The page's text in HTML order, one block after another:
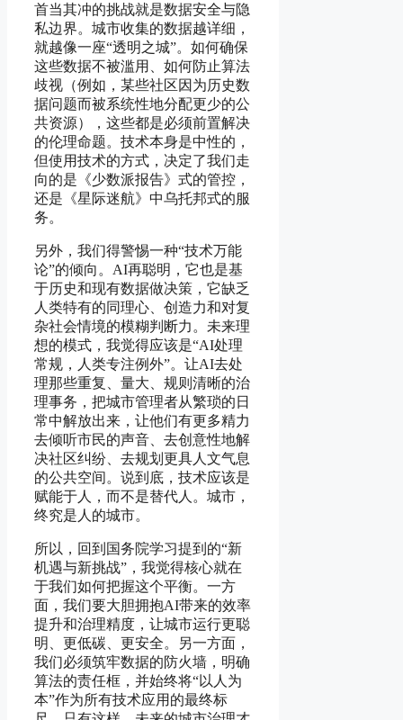
首当其冲的挑战就是数据安全与隐
私边界。城市收集的数据越详细，
就越像一座“透明之城”。如何确保
这些数据不被滥用、如何防止算法
歧视（例如，某些社区因为历史数
据问题而被系统性地分配更少的公
共资源），这些都是必须前置解决
的伦理命题。技术本身是中性的，
但使用技术的方式，决定了我们走
向的是《少数派报告》式的管控，
还是《星际迷航》中乌托邦式的服
务。
另外，我们得警惕一种“技术万能
论”的倾向。AI再聪明，它也是基
于历史和现有数据做决策，它缺乏
人类特有的同理心、创造力和对复
杂社会情境的模糊判断力。未来理
想的模式，我觉得应该是“AI处理
常规，人类专注例外”。让AI去处
理那些重复、量大、规则清晰的治
理事务，把城市管理者从繁琐的日
常中解放出来，让他们有更多精力
去倾听市民的声音、去创意性地解
决社区纠纷、去规划更具人文气息
的公共空间。说到底，技术应该是
赋能于人，而不是替代人。城市，
终究是人的城市。
所以，回到国务院学习提到的“新
机遇与新挑战”，我觉得核心就在
于我们如何把握这个平衡。一方
面，我们要大胆拥抱AI带来的效率
提升和治理精度，让城市运行更聪
明、更低碳、更安全。另一方面，
我们必须筑牢数据的防火墙，明确
算法的责任框，并始终将“以人为
本”作为所有技术应用的最终标